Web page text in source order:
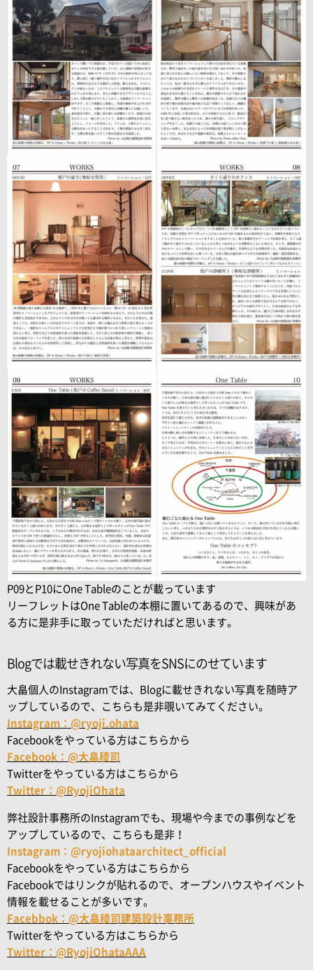
P09とP10にOne Tableのことが載っています
リーフレットはOne Tableの本棚に置いてあるので、興味があ
る方に是非手に取っていただければと思います。
Blogでは載せきれない写真をSNSにのせています
大畠個人のInstagramでは、Blogに載せきれない写真を随時ア
ップしているので、こちらも是非覗いてみてください。
Instagram：@ryoji.ohata
Facebookをやっている方はこちらから
Facebook：@大畠稜司
Twitterをやっている方はこちらから
Twitter：@RyojiOhata
弊社設計事務所のInstagramでも、現場や今までの事例などを
アップしているので、こちらも是非！
Instagram：@ryojiohataarchitect_official
Facebookをやっている方はこちらから
Facebookではリンクが貼れるので、オープンハウスやイベント
情報を載せることが多いです。
Facebbok：@大畠稜司建築設計事務所
Twitterをやっている方はこちらから
Twitter：@RyojiOhataAAA